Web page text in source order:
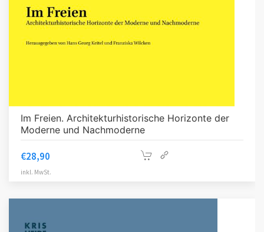
Im Freien. Architekturhistorische Horizonte der
Moderne und Nachmoderne
€28,90
inkl. MwSt.